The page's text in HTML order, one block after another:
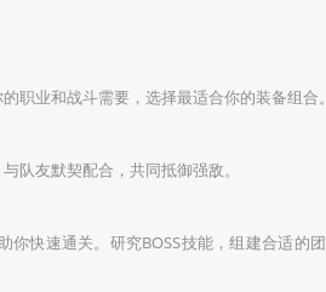
职业和战斗需要，选择最适合你的装备组合。
队友默契配合，共同抵御强敌。
快速通关。研究BOSS技能，组建合适的